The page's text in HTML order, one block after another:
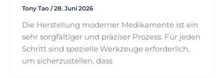
Tony Tao/28. Juni 2026
Die Herstellung moderner Medikamente ist ein
sehr sorgfältiger und präziser Prozess. Für jeden
Schritt sind spezielle Werkzeuge erforderlich,
um sicherzustellen, dass